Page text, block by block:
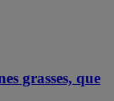
grasses, que